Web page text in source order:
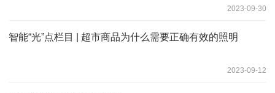
2023-09-30
智能“光”点栏目 | 超市商品为什么需要正确有效的照明
2023-09-12